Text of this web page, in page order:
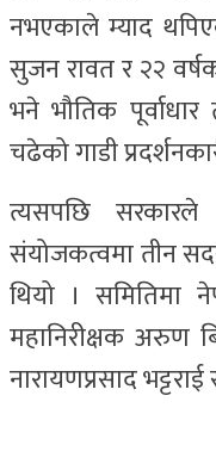
नभएकाले म्याद
सुजन रावत र २२
भने भौतिक पूर्वाधार
चढेको गाडी
त्यसपछि सरकारले
संयोजकत्वमा तीन
थियो । समितिमा
महानिरीक्षक अरुण
नारायणप्रसाद